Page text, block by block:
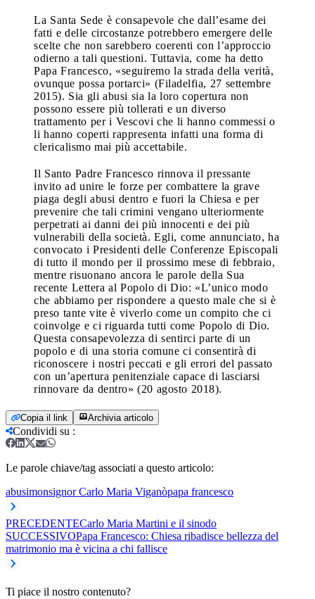
La Santa Sede è consapevole che dall’esame dei
fatti e delle circostanze potrebbero emergere delle
scelte che non sarebbero coerenti con l’approccio
odierno a tali questioni. Tuttavia, come ha detto
Papa Francesco, «seguiremo la strada della verità,
ovunque possa portarci» (Filadelfia, 27 settembre
2015). Sia gli abusi sia la loro copertura non
possono essere più tollerati e un diverso
trattamento per i Vescovi che li hanno commessi o
li hanno coperti rappresenta infatti una forma di
clericalismo mai più accettabile.
Il Santo Padre Francesco rinnova il pressante
invito ad unire le forze per combattere la grave
piaga degli abusi dentro e fuori la Chiesa e per
prevenire che tali crimini vengano ulteriormente
perpetrati ai danni dei più innocenti e dei più
vulnerabili della società. Egli, come annunciato, ha
convocato i Presidenti delle Conferenze Episcopali
di tutto il mondo per il prossimo mese di febbraio,
mentre risuonano ancora le parole della Sua
recente Lettera al Popolo di Dio: «L’unico modo
che abbiamo per rispondere a questo male che si è
preso tante vite è viverlo come un compito che ci
coinvolge e ci riguarda tutti come Popolo di Dio.
Questa consapevolezza di sentirci parte di un
popolo e di una storia comune ci consentirà di
riconoscere i nostri peccati e gli errori del passato
con un’apertura penitenziale capace di lasciarsi
rinnovare da dentro» (20 agosto 2018).
Copia il link Archivia articolo
Condividi su :
Le parole chiave/tag associati a questo articolo:
abusimonsignor Carlo Maria Viganòpapa francesco
PRECEDENTECarlo Maria Martini e il sinodo
SUCCESSIVOPapa Francesco: Chiesa ribadisce bellezza del
matrimonio ma è vicina a chi fallisce
Ti piace il nostro contenuto?